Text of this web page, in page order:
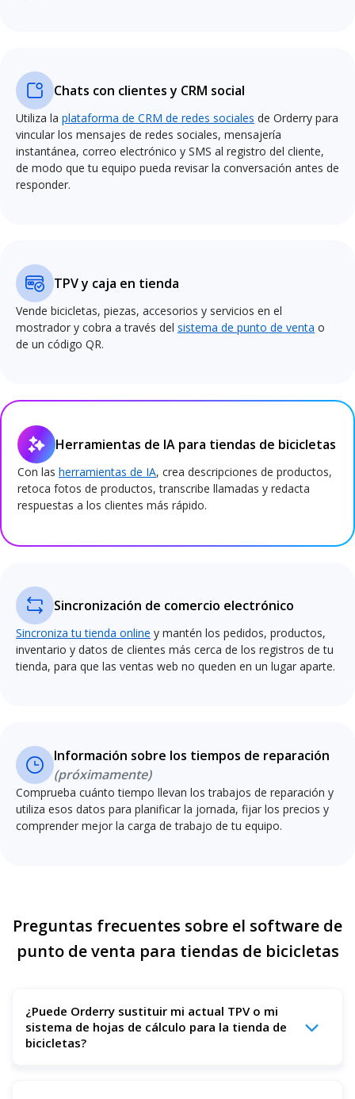
Chats con clientes y CRM social
Utiliza la plataforma de CRM de redes sociales de Orderry para
vincular los mensajes de redes sociales, mensajería
instantánea, correo electrónico y SMS al registro del cliente,
de modo que tu equipo pueda revisar la conversación antes de
responder.
TPV y caja en tienda
Vende bicicletas, piezas, accesorios y servicios en el
mostrador y cobra a través del sistema de punto de venta o
de un código QR.
Herramientas de IA para tiendas de bicicletas
Con las herramientas de IA, crea descripciones de productos,
retoca fotos de productos, transcribe llamadas y redacta
respuestas a los clientes más rápido.
Sincronización de comercio electrónico
Sincroniza tu tienda online y mantén los pedidos, productos,
inventario y datos de clientes más cerca de los registros de tu
tienda, para que las ventas web no queden en un lugar aparte.
Información sobre los tiempos de reparación
(próximamente)
Comprueba cuánto tiempo llevan los trabajos de reparación y
utiliza esos datos para planificar la jornada, fijar los precios y
comprender mejor la carga de trabajo de tu equipo.
Preguntas frecuentes sobre el software de
punto de venta para tiendas de bicicletas
¿Puede Orderry sustituir mi actual TPV o mi
sistema de hojas de cálculo para la tienda de
bicicletas?